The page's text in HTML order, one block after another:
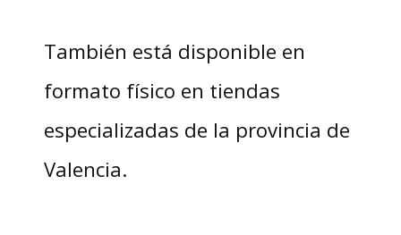
También está disponible en
formato físico en tiendas
especializadas de la provincia de
Valencia.